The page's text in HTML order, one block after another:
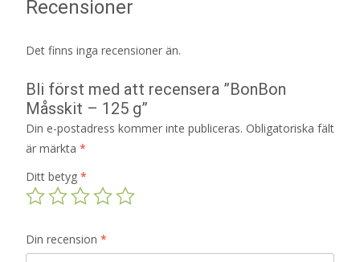
Recensioner
Det finns inga recensioner än.
Bli först med att recensera ”BonBon
Måsskit – 125 g”
Din e-postadress kommer inte publiceras. Obligatoriska fält
är märkta *
Ditt betyg *
Din recension *